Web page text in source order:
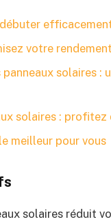
votre rendement
solaires :
solaires : profitez
meilleur pour vous
solaires réduit